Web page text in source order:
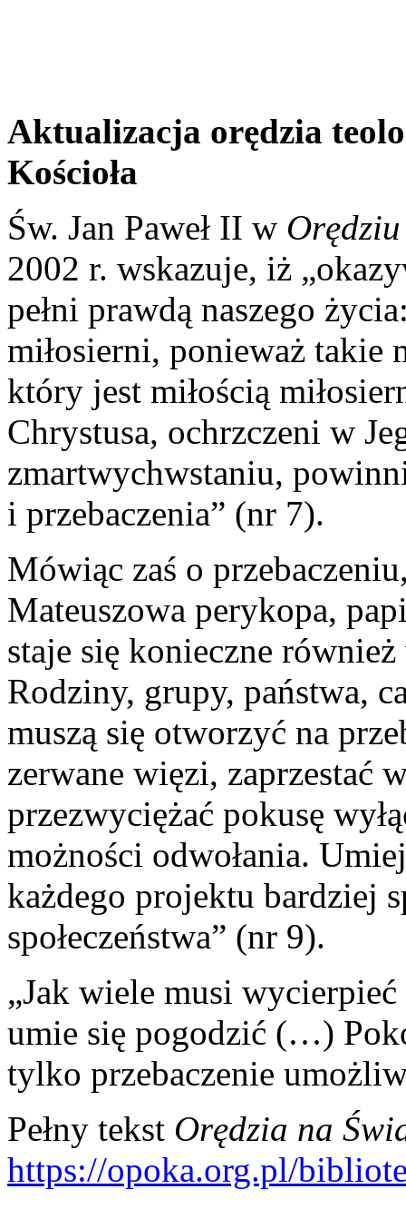
Aktualizacja orędzia
Kościoła
Św. Jan Paweł II w
2002 r. wskazuje, iż
pełni prawdą naszego
miłosierni, ponieważ takie
który jest miłością
Chrystusa, ochrzczeni w
zmartwychwstaniu,
i przebaczenia” (nr 7).
Mówiąc zaś o
Mateuszowa perykopa,
staje się konieczne
Rodziny, grupy, państwa,
muszą się otworzyć na
zerwane więzi, zaprzestać
przezwyciężać pokusę
możności odwołania.
każdego projektu bardziej
społeczeństwa” (nr 9).
„Jak wiele musi wycierpieć
umie się pogodzić (…)
tylko przebaczenie
Pełny tekst Orędzia na
https://opoka.org.pl/